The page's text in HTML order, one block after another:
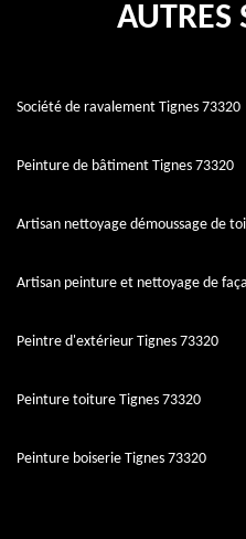
AUTRES
Société de ravalement Tignes 73320
Peinture de bâtiment Tignes 73320
Artisan nettoyage démoussage de
Artisan peinture et nettoyage de
Peintre d'extérieur Tignes 73320
Peinture toiture Tignes 73320
Peinture boiserie Tignes 73320